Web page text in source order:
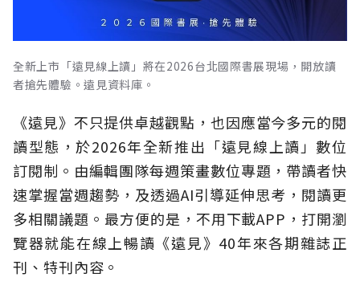
全新上市「遠見線上讀」將在2026台北國際書展現場，開放讀
者搶先體驗。遠見資料庫。
《遠見》不只提供卓越觀點，也因應當今多元的閱
讀型態，於2026年全新推出「遠見線上讀」數位
訂閱制。由編輯團隊每週策畫數位專題，帶讀者快
速掌握當週趨勢，及透過AI引導延伸思考，閱讀更
多相關議題。最方便的是，不用下載APP，打開瀏
覽器就能在線上暢讀《遠見》40年來各期雜誌正
刊、特刊內容。